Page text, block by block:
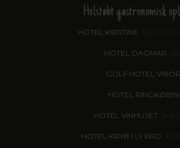
Helstøbt gastronomisk
HOTEL KIRSTINE
HOTEL DAGMAR
GOLF HOTEL
HOTEL
HOTEL VINHUSET,
HOTEL KRYB I LY KRO